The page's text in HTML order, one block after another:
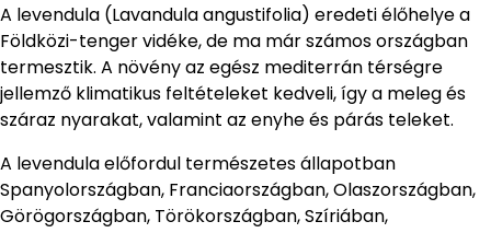
A levendula (Lavandula angustifolia) eredeti élőhelye a
Földközi-tenger vidéke, de ma már számos országban
termesztik. A növény az egész mediterrán térségre
jellemző klimatikus feltételeket kedveli, így a meleg és
száraz nyarakat, valamint az enyhe és párás teleket.
A levendula előfordul természetes állapotban
Spanyolországban, Franciaországban, Olaszországban,
Görögországban, Törökországban, Szíriában,